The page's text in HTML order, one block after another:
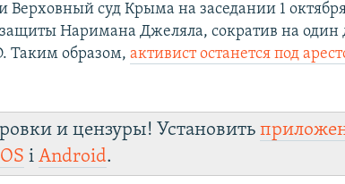
Верховный суд Крыма на заседании 1
Наримана Джеляла, сократив на один
Таким образом,активист останется под
и цензуры! Установить
іAndroid.